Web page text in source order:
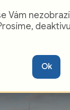
si
se
Vám
Ok